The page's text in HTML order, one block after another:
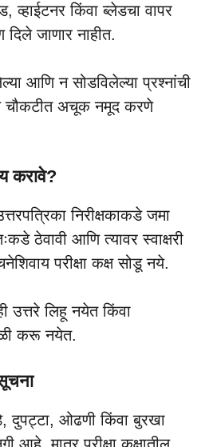
व्हाईटनर किंवा ब्लेडचा वापर
दिले जाणार नाहीत.
आणि न सोडविलेल्या प्रश्नांची
चौकटीत अचूक नमूद करणे
करावे?
निरीक्षकाकडे जमा
ठेवावी आणि त्यावर स्वाक्षरी
परीक्षा कक्ष सोडू नये.
उत्तरे लिहू नयेत किंवा
करू नयेत.
दुपट्टा, ओढणी किंवा बुरखा